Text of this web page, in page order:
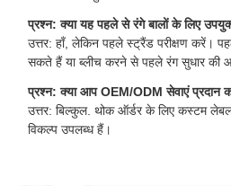
प्रश्न: क्या यह पहले से रंगे बालों के लिए
उत्तर: हाँ, लेकिन पहले स्ट्रैंड परीक्षण करें।
सकते हैं या ब्लीच करने से पहले रंग सुधार की
प्रश्न: क्या आप OEM/ODM सेवाएं प्रदान
उत्तर: बिल्कुल. थोक ऑर्डर के लिए कस्टम
विकल्प उपलब्ध हैं।